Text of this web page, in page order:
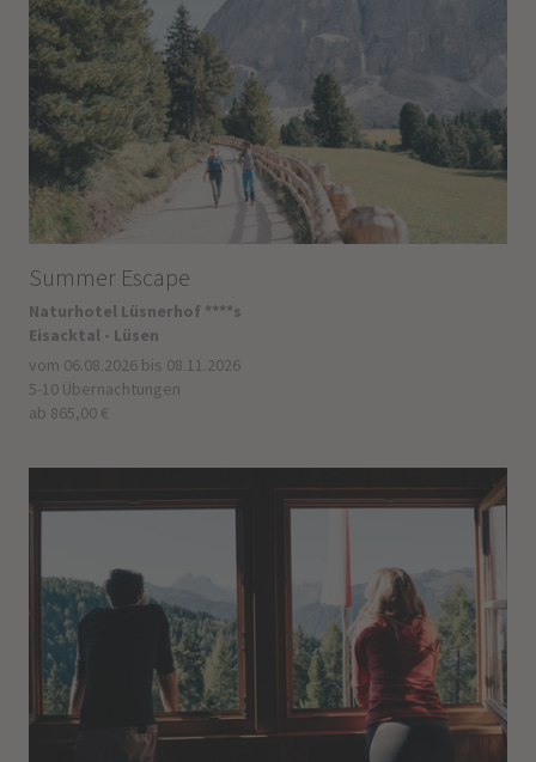
Summer Escape
Naturhotel Lüsnerhof ****s
Eisacktal - Lüsen
vom 06.08.2026 bis 08.11.2026
5-10 Übernachtungen
ab 865,00 €